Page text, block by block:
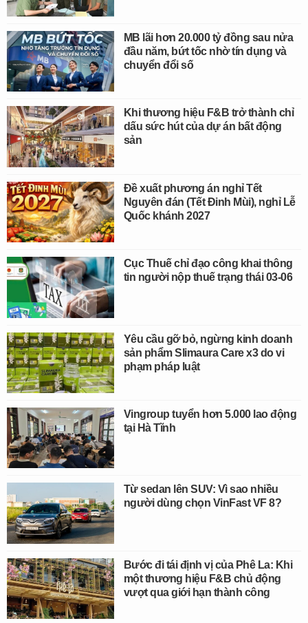
MB lãi hơn 20.000 tỷ đồng sau nửa
đầu năm, bứt tốc nhờ tín dụng và
chuyển đổi số
Khi thương hiệu F&B trở thành chỉ
dấu sức hút của dự án bất động
sản
Đề xuất phương án nghỉ Tết
Nguyên đán (Tết Đinh Mùi), nghỉ Lễ
Quốc khánh 2027
Cục Thuế chỉ đạo công khai thông
tin người nộp thuế trạng thái 03-06
Yêu cầu gỡ bỏ, ngừng kinh doanh
sản phẩm Slimaura Care x3 do vi
phạm pháp luật
Vingroup tuyển hơn 5.000 lao động
tại Hà Tĩnh
Từ sedan lên SUV: Vì sao nhiều
người dùng chọn VinFast VF 8?
Bước đi tái định vị của Phê La: Khi
một thương hiệu F&B chủ động
vượt qua giới hạn thành công